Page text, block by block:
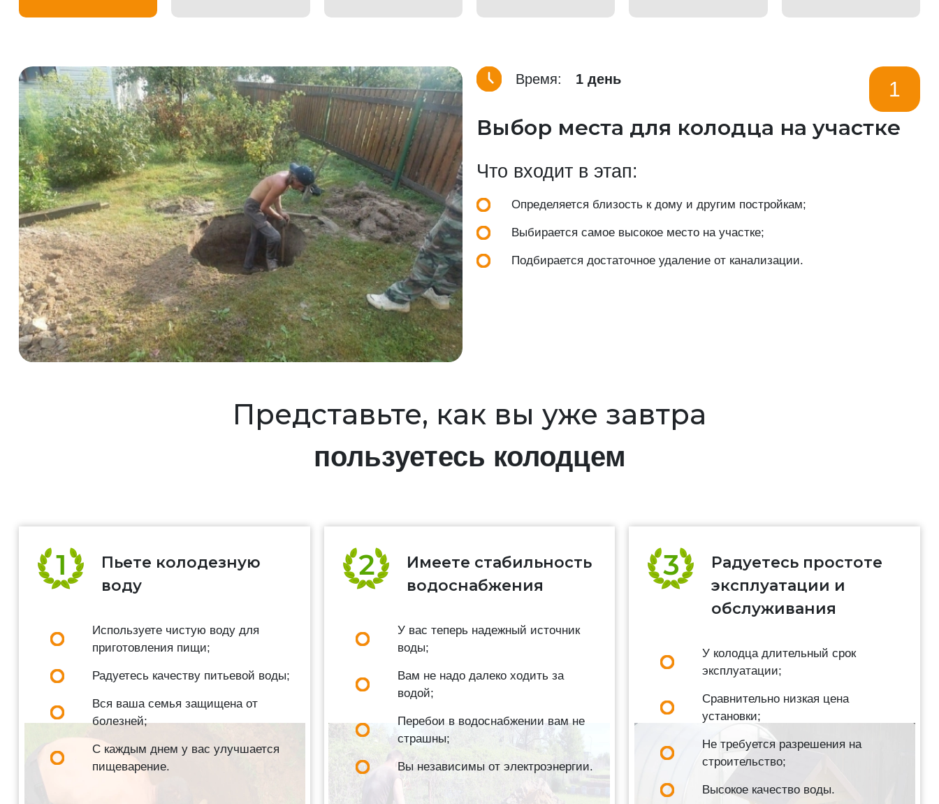
Время: 1 день 1
Выбор места для колодца на участке
Что входит в этап:
Определяется близость к дому и другим постройкам;
Выбирается самое высокое место на участке;
Подбирается достаточное удаление от канализации.
Представьте, как вы уже завтра
пользуетесь колодцем
Пьете колодезную
воду
Используете чистую воду для
приготовления пищи;
Радуетесь качеству питьевой воды;
Вся ваша семья защищена от
болезней;
С каждым днем у вас улучшается
пищеварение.
Имеете стабильность
водоснабжения
У вас теперь надежный источник
воды;
Вам не надо далеко ходить за
водой;
Перебои в водоснабжении вам не
страшны;
Вы независимы от электроэнергии.
Радуетесь простоте
эксплуатации и
обслуживания
У колодца длительный срок
эксплуатации;
Сравнительно низкая цена
установки;
Не требуется разрешения на
строительство;
Высокое качество воды.